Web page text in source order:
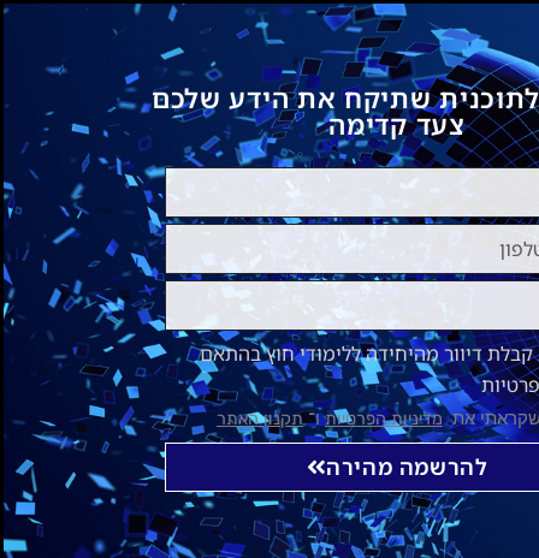
שתיקח את הידע שלכם
צעד קדימה
דיוור מהיחידה ללימודי חוץ בהתאם
את מדיניות הפרטיותו־ תקנון האתר
להרשמה מהירה